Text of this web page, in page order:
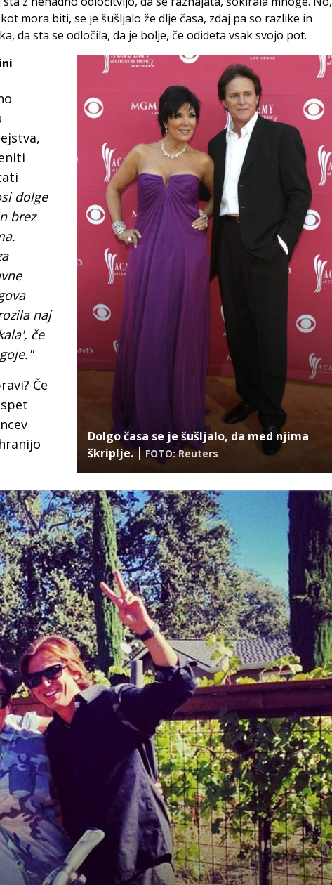
mora biti, se je šušljalo že dlje časa, zdaj pa so razlike in
da sta se odločila, da je bolje, če odideta vsak svojo pot.
Dolgo časa se je šušljalo, da med njima
škriplje.
FOTO: Reuters
dolge
brez
naj
če
Če